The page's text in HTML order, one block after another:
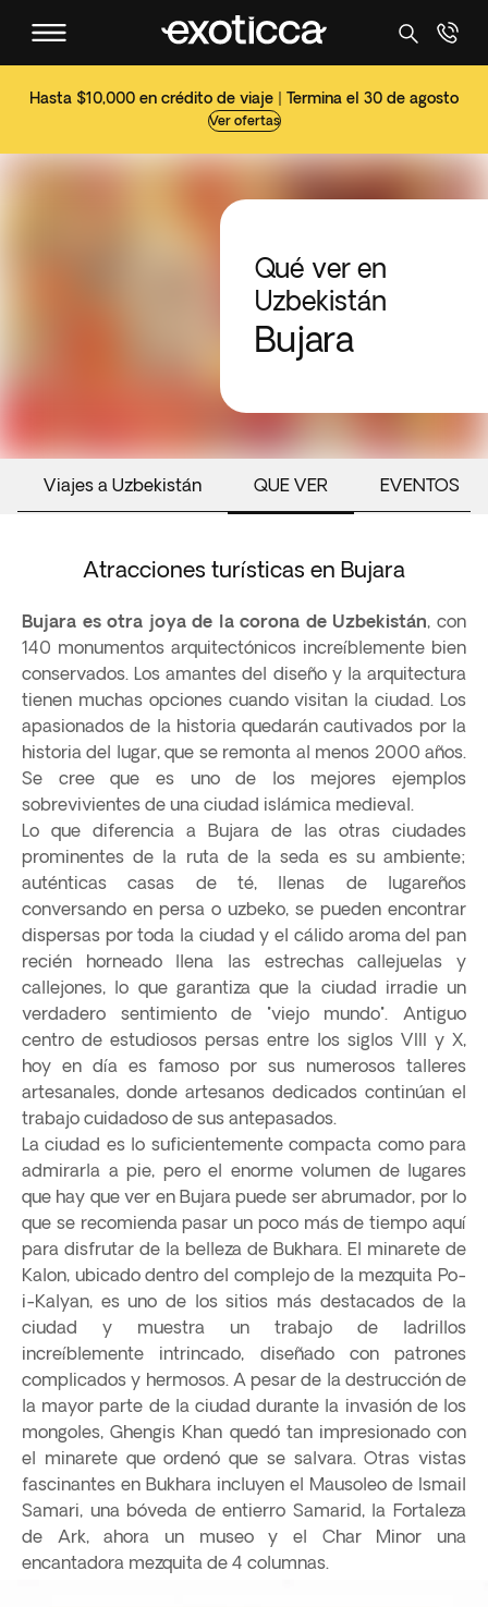
Hasta $10,000 en crédito de viaje | Termina el 30 de agosto
Ver ofertas
Qué ver en
Uzbekistán
Bujara
Viajes a Uzbekistán QUE VER EVENTOS
Atracciones turísticas en Bujara
Bujara es otra joya de la corona de Uzbekistán, con
140 monumentos arquitectónicos increíblemente bien
conservados. Los amantes del diseño y la arquitectura
tienen muchas opciones cuando visitan la ciudad. Los
apasionados de la historia quedarán cautivados por la
historia del lugar, que se remonta al menos 2000 años.
Se cree que es uno de los mejores ejemplos
sobrevivientes de una ciudad islámica medieval.
Lo que diferencia a Bujara de las otras ciudades
prominentes de la ruta de la seda es su ambiente;
auténticas casas de té, llenas de lugareños
conversando en persa o uzbeko, se pueden encontrar
dispersas por toda la ciudad y el cálido aroma del pan
recién horneado llena las estrechas callejuelas y
callejones, lo que garantiza que la ciudad irradie un
verdadero sentimiento de "viejo mundo". Antiguo
centro de estudiosos persas entre los siglos VIII y X,
hoy en día es famoso por sus numerosos talleres
artesanales, donde artesanos dedicados continúan el
trabajo cuidadoso de sus antepasados.
La ciudad es lo suficientemente compacta como para
admirarla a pie, pero el enorme volumen de lugares
que hay que ver en Bujara puede ser abrumador, por lo
que se recomienda pasar un poco más de tiempo aquí
para disfrutar de la belleza de Bukhara. El minarete de
Kalon, ubicado dentro del complejo de la mezquita Po-
i-Kalyan, es uno de los sitios más destacados de la
ciudad y muestra un trabajo de ladrillos
increíblemente intrincado, diseñado con patrones
complicados y hermosos. A pesar de la destrucción de
la mayor parte de la ciudad durante la invasión de los
mongoles, Ghengis Khan quedó tan impresionado con
el minarete que ordenó que se salvara. Otras vistas
fascinantes en Bukhara incluyen el Mausoleo de Ismail
Samari, una bóveda de entierro Samarid, la Fortaleza
de Ark, ahora un museo y el Char Minor una
encantadora mezquita de 4 columnas.